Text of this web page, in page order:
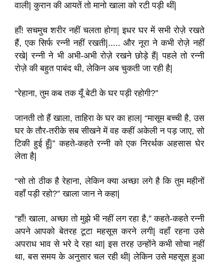
वाली| कुरान की आयतें तो मानो खाला को रटी पड़ी थीं|
हाँ! सचमुच शरीर नहीं चलता होगा| इधर घर में सभी रोज़े रखते
हैं, एक सिर्फ रन्नी नहीं रखती|..... और नूरा ने कभी रोज़े नहीं
रखे| रन्नी ने भी अभी-अभी रोज़े रखने छोड़े हैं| पहले तो रन्नी
रोज़े की बहुत पाबंद थी, लेकिन अब चुकती जा रही है|
“रेहाना, तुम कब तक यूँ बेटी के घर पड़ी रहोगी?”
जानती तो हैं खाला, ताहिरा के घर का हाल| “मासूम बच्ची है, उस
घर के तौर-तरीके सब सीखने में वह कहीं अकेली न पड़ जाए, सो
टिकी हुई हूँ|” कहते-कहते रन्नी को एक निरर्थक अहसास घेर
लेता है|
“सो तो ठीक है रेहाना, लेकिन क्या अच्छा लगे है कि तुम महीनों
वहाँ पड़ी रहो?” खाला जान ने कहा|
“हाँ! खाला, अच्छा तो मुझे भी नहीं लग रहा है,” कहते-कहते रन्नी
अपने आपको बेतरह टूटा महसूस करने लगी| वहाँ रहना उसे
अपराध भाव से भरे दे रहा था| इस तरह उन्होंने कभी सोचा नहीं
था, बस समय के अनुसार चल रही थी| लेकिन उसे महसूस हुआ